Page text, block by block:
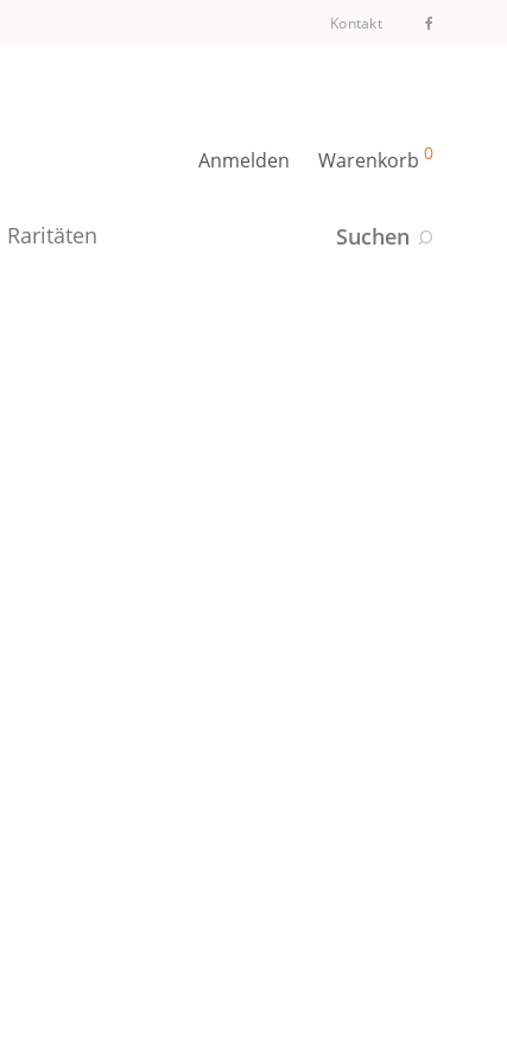
Kontakt
Anmelden Warenkorb 0
Suchen
Raritäten